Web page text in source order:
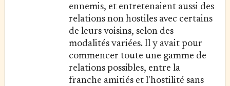
ennemis, et entretenaient aussi des
relations non hostiles avec certains
de leurs voisins, selon des
modalités variées. Il y avait pour
commencer toute une gamme de
relations possibles, entre la
franche amitiés et l'hostilité sans